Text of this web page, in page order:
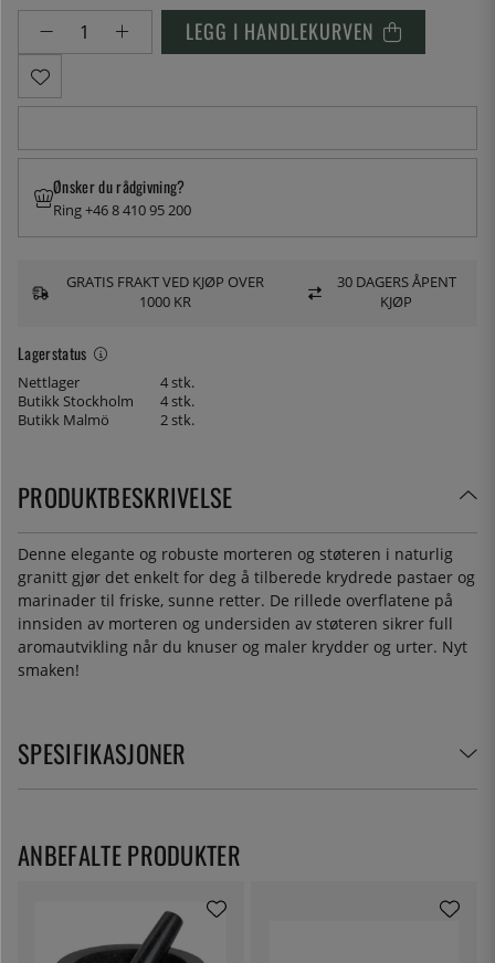
LEGG I HANDLEKURVEN
Lagerstatus
Nettlager
4 stk.
Butikk Stockholm
4 stk.
Butikk Malmö
2 stk.
Ønsker du rådgivning?
Ring +46 8 410 95 200
GRATIS FRAKT VED KJØP OVER
1000 KR
30 DAGERS ÅPENT
KJØP
PRODUKTBESKRIVELSE
Denne elegante og robuste morteren og støteren i naturlig
granitt gjør det enkelt for deg å tilberede krydrede pastaer og
marinader til friske, sunne retter. De rillede overflatene på
innsiden av morteren og undersiden av støteren sikrer full
aromautvikling når du knuser og maler krydder og urter. Nyt
smaken!
SPESIFIKASJONER
ANBEFALTE PRODUKTER